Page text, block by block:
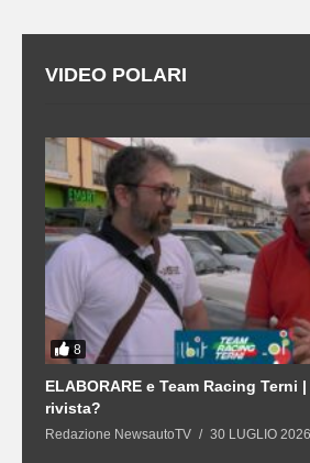
VIDEO POLARI
8
ELABORARE e Team Racing Terni
rivista?
Redazione NewsautoTV 30 LUGLIO 2026